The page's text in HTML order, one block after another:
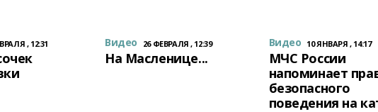
, 12:31 Видео 26 ФЕВРАЛЯ , 12:39
На Масленице...
Видео 10 ЯНВАРЯ , 14:17
МЧС России
напоминает
безопасного
поведения на